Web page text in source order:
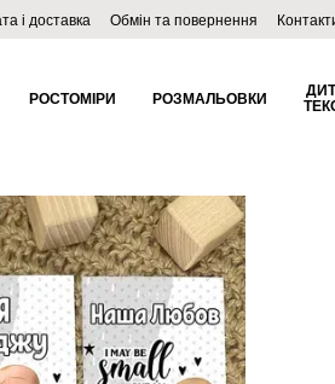
і доставка Обмін та повернення
РОСТОМІРИ РОЗМАЛЬОВКИ